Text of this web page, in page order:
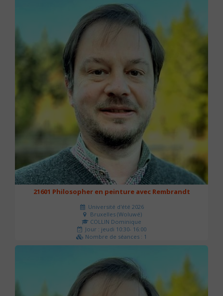
21601 Philosopher en peinture avec Rembrandt
Université d'été 2026
Bruxelles (Woluwé)
COLLIN Dominique
Jour : jeudi 10:30- 16:00
Nombre de séances : 1
40 €